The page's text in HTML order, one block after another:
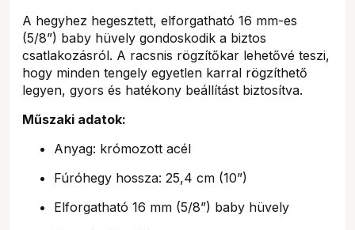
A hegyhez hegesztett, elforgatható 16 mm-es
(5/8”) baby hüvely gondoskodik a biztos
csatlakozásról. A racsnis rögzítőkar lehetővé teszi,
hogy minden tengely egyetlen karral rögzíthető
legyen, gyors és hatékony beállítást biztosítva.
Műszaki adatok:
Anyag: krómozott acél
Fúróhegy hossza: 25,4 cm (10”)
Elforgatható 16 mm (5/8”) baby hüvely